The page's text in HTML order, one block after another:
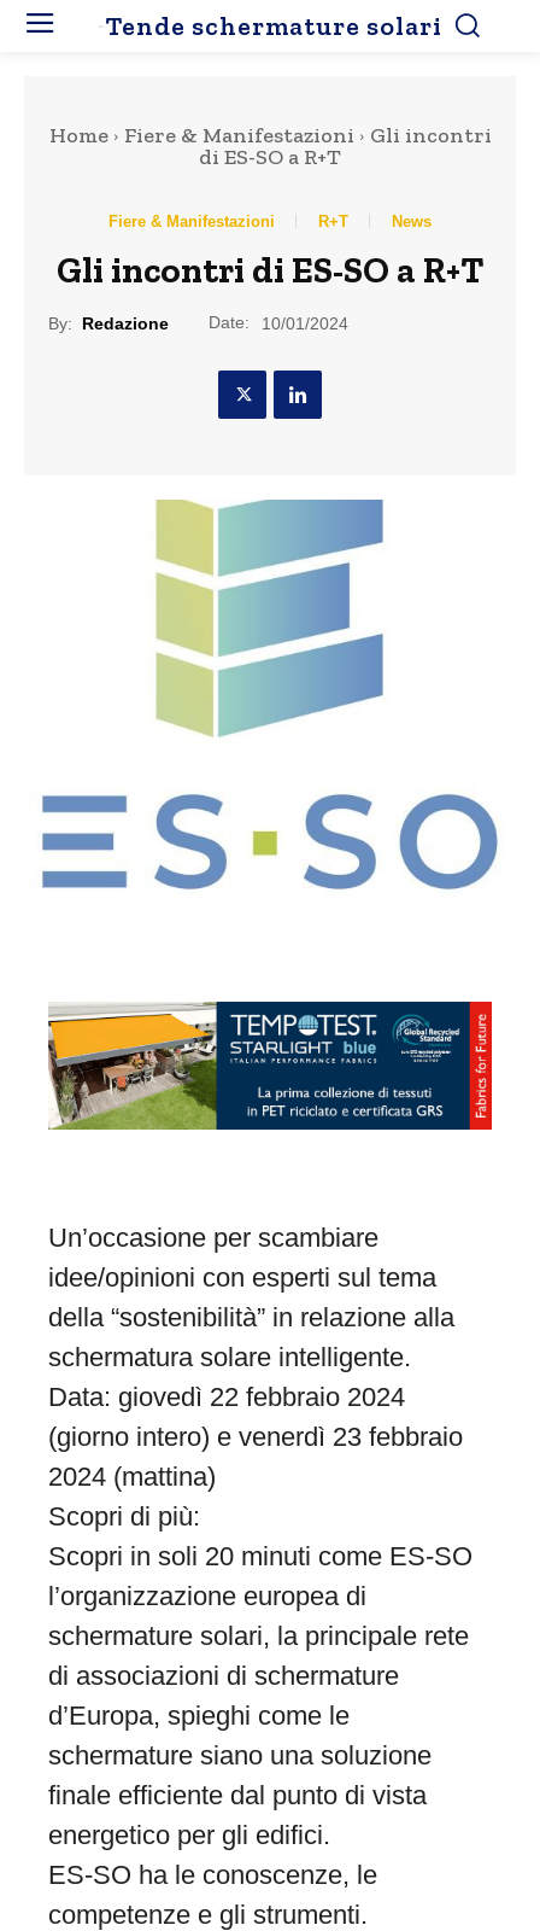
Tende schermature solari
Home Fiere & Manifestazioni
Gli incontri
di ES-SO a R+T
Fiere & Manifestazioni R+T News
Gli incontri di ES-SO a R+T
By: Redazione Date: 10/01/2024
Un’occasione per scambiare
idee/opinioni con esperti sul tema
della “sostenibilità” in relazione alla
schermatura solare intelligente.
Data: giovedì 22 febbraio 2024
(giorno intero) e venerdì 23 febbraio
2024 (mattina)
Scopri di più:
Scopri in soli 20 minuti come ES-SO
l’organizzazione europea di
schermature solari, la principale rete
di associazioni di schermature
d’Europa, spieghi come le
schermature siano una soluzione
finale efficiente dal punto di vista
energetico per gli edifici.
ES-SO ha le conoscenze, le
competenze e gli strumenti.